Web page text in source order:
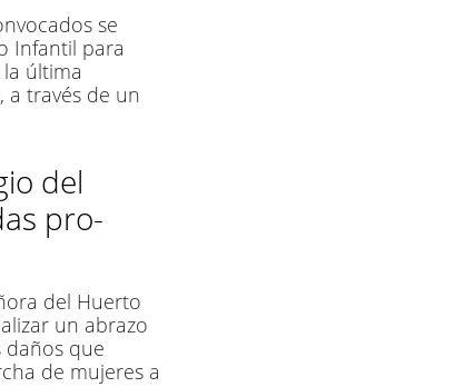
se
Infantil para
última
a través de un
del
pro-
del Huerto
un abrazo
daños que
de mujeres a